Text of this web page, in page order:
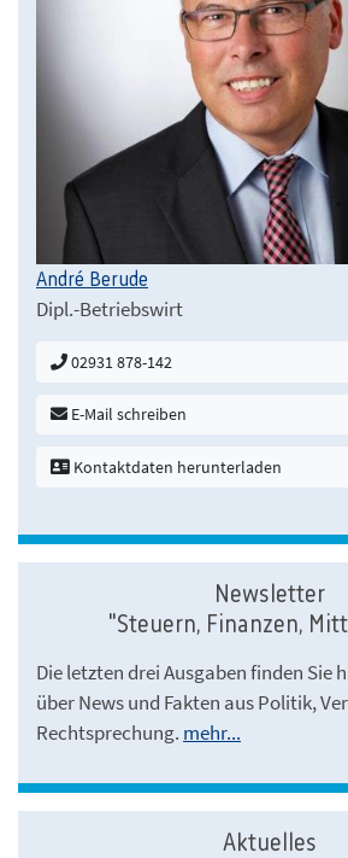
André Berude
Dipl.-Betriebswirt
02931 878-142
E-Mail schreiben
Kontaktdaten herunterladen
Newsletter
"Steuern, Finanzen,
Die letzten drei Ausgaben finden Sie
über News und Fakten aus Politik,
Rechtsprechung. mehr...
Aktuelles